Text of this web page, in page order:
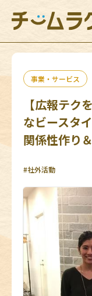
事業・サービス
【広報テク
なビースタ
関係性作り
#社外活動